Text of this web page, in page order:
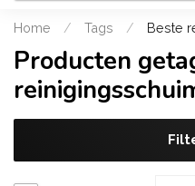
Home / Tags / Beste
Producten